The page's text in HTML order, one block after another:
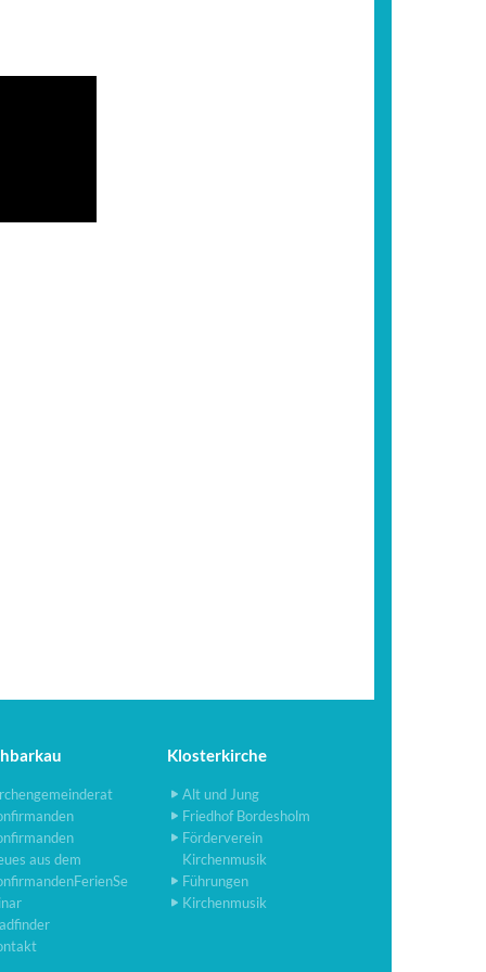
aus dem
Klosterkirche
Alt und Jung
Friedhof Bordesholm
Förderverein
Kirchenmusik
Führungen
Kirchenmusik